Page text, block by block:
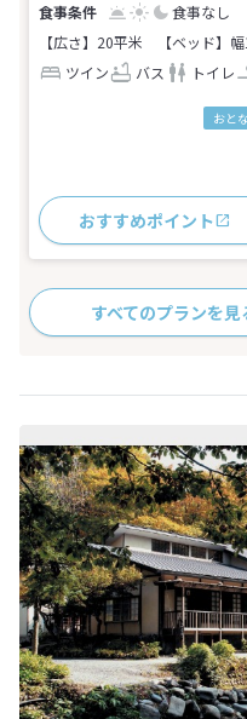
食事なし
【広さ】20平米
【ベッド】
ツイン
バス トイレ
おと
おすすめポイント
すべてのプランを見